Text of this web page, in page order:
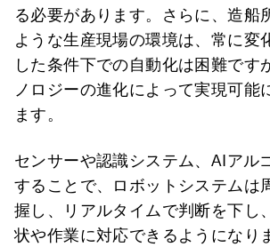
る必要があります。さらに、造船
ような生産現場の環境は、常に変
した条件下での自動化は困難です
ノロジーの進化によって実現可能
ます。
センサーや認識システム、AIアル
することで、ロボットシステムは
握し、リアルタイムで判断を下し
状や作業に対応できるようになり